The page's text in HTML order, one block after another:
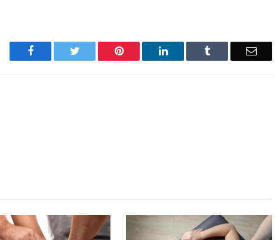
Facebook Twitter Pinterest LinkedIn Tumblr Email